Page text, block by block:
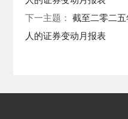
下一主题：截至二零二
人的证券变动月报表